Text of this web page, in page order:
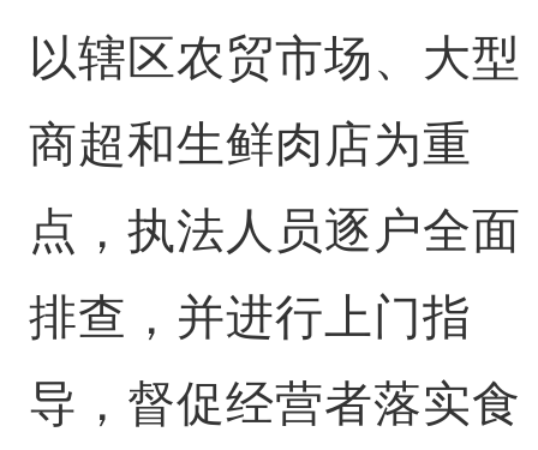
以辖区农贸市场、大型
商超和生鲜肉店为重
点，执法人员逐户全面
排查，并进行上门指
导，督促经营者落实食